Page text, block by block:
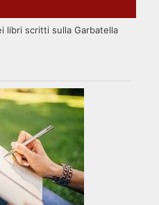
libri scritti sulla Garbatella